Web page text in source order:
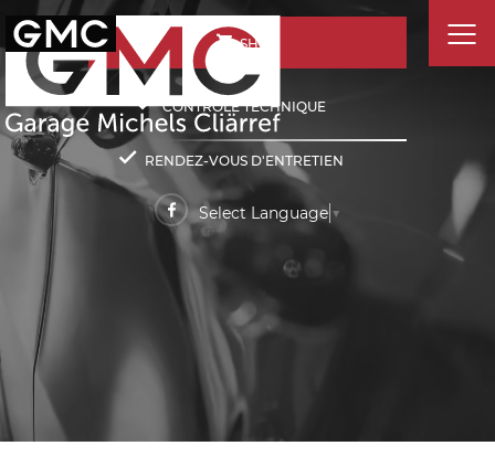
SHOP
CONTRÔLE TECHNIQUE
RENDEZ-VOUS D'ENTRETIEN
Select Language ▼